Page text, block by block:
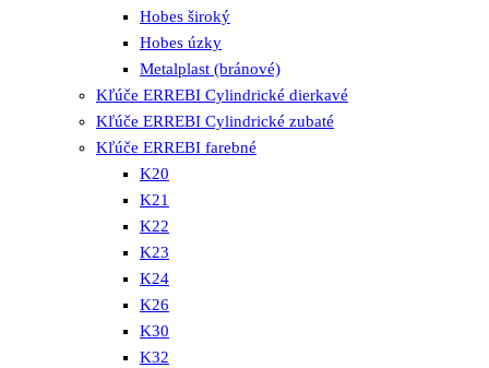
Hobes široký
Hobes úzky
Metalplast (bránové)
Kľúče ERREBI Cylindrické dierkavé
Kľúče ERREBI Cylindrické zubaté
Kľúče ERREBI farebné
K20
K21
K22
K23
K24
K26
K30
K32